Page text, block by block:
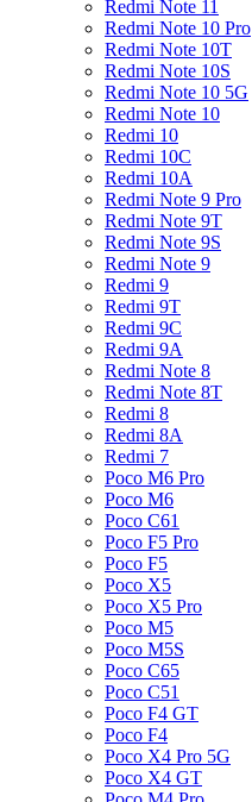
Redmi Note 11
Redmi Note 10 Pro
Redmi Note 10T
Redmi Note 10S
Redmi Note 10 5G
Redmi Note 10
Redmi 10
Redmi 10C
Redmi 10A
Redmi Note 9 Pro
Redmi Note 9T
Redmi Note 9S
Redmi Note 9
Redmi 9
Redmi 9T
Redmi 9C
Redmi 9A
Redmi Note 8
Redmi Note 8T
Redmi 8
Redmi 8A
Redmi 7
Poco M6 Pro
Poco M6
Poco C61
Poco F5 Pro
Poco F5
Poco X5
Poco X5 Pro
Poco M5
Poco M5S
Poco C65
Poco C51
Poco F4 GT
Poco F4
Poco X4 Pro 5G
Poco X4 GT